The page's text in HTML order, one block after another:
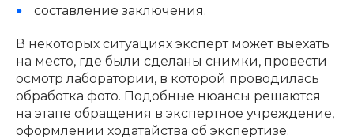
составление заключения.
В некоторых ситуациях эксперт может выехать
на место, где были сделаны снимки, провести
осмотр лаборатории, в которой проводилась
обработка фото. Подобные нюансы решаются
на этапе обращения в экспертное учреждение,
оформлении ходатайства об экспертизе.